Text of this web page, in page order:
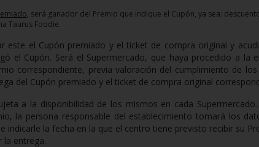
, será ganador del Premio que indique el Cupón, ya sea:
Taurus Foodie.
este el Cupón premiado y el ticket de compra original y
el Cupón. Será el Supermercado, que haya procedido a la
correspondiente, previa valoración del cumplimiento de
del Cupón premiado y el ticket de compra original
a la disponibilidad de los mismos en cada
la persona responsable del establecimiento tomará los
indicarle la fecha en la que el centro tiene previsto recibir su
la entrega.